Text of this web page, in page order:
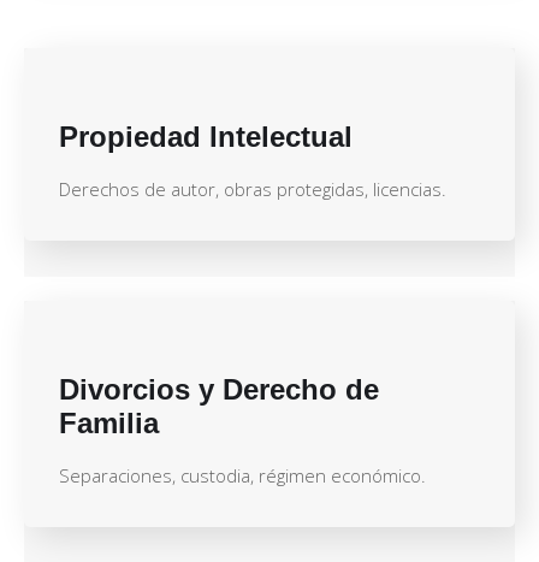
Propiedad Intelectual
Derechos de autor, obras protegidas, licencias.
Divorcios y Derecho de
Familia
Separaciones, custodia, régimen económico.